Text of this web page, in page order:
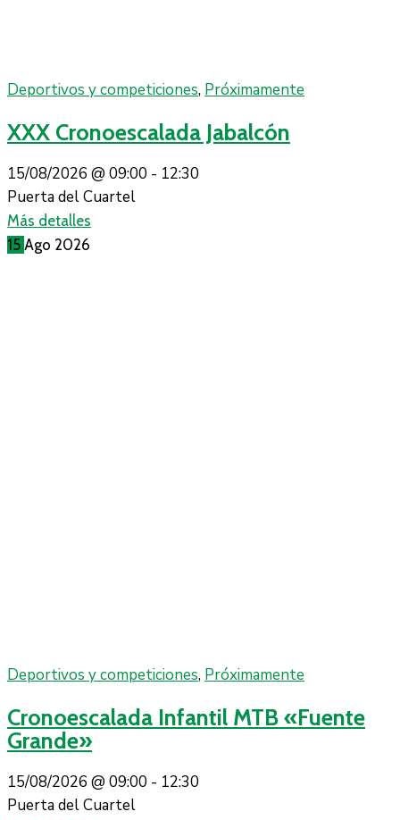
Deportivos y competiciones, Próximamente
XXX Cronoescalada Jabalcón
15/08/2026 @ 09:00 - 12:30
Puerta del Cuartel
Más detalles
15 Ago 2026
Deportivos y competiciones, Próximamente
Cronoescalada Infantil MTB «Fuente
Grande»
15/08/2026 @ 09:00 - 12:30
Puerta del Cuartel